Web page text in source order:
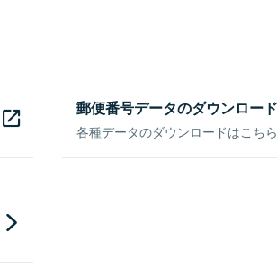
郵便番号データのダウンロード
各種データのダウンロードはこち